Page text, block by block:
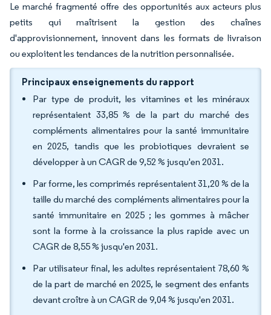
Le marché fragmenté offre des opportunités aux acteurs plus
petits qui maîtrisent la gestion des chaînes
d'approvisionnement, innovent dans les formats de livraison
ou exploitent les tendances de la nutrition personnalisée.
Principaux enseignements du rapport
Par type de produit, les vitamines et les minéraux
représentaient 33,85 % de la part du marché des
compléments alimentaires pour la santé immunitaire
en 2025, tandis que les probiotiques devraient se
développer à un CAGR de 9,52 % jusqu'en 2031.
Par forme, les comprimés représentaient 31,20 % de la
taille du marché des compléments alimentaires pour la
santé immunitaire en 2025 ; les gommes à mâcher
sont la forme à la croissance la plus rapide avec un
CAGR de 8,55 % jusqu'en 2031.
Par utilisateur final, les adultes représentaient 78,60 %
de la part de marché en 2025, le segment des enfants
devant croître à un CAGR de 9,04 % jusqu'en 2031.